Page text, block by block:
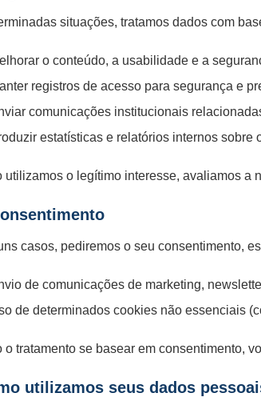
situações, tratamos dados com
o conteúdo, a usabilidade e a
registros de acesso para segurança e
comunicações institucionais
estatísticas e relatórios internos sobre
utilizamos o legítimo interesse, avaliamos a
casos, pediremos o seu consentimento,
de comunicações de marketing,
de determinados cookies não essenciais
o tratamento se basear em consentimento,
utilizamos seus dados